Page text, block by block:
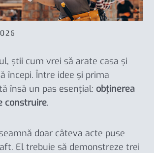
știi cum vrei să arate casa și
începi. Între idee și prima
însă un pas esențial: obținerea
construire.
doar câteva acte puse
El trebuie să demonstreze trei